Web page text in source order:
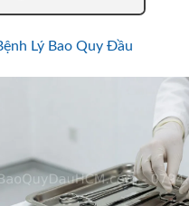
Lý Bao Quy Đầu